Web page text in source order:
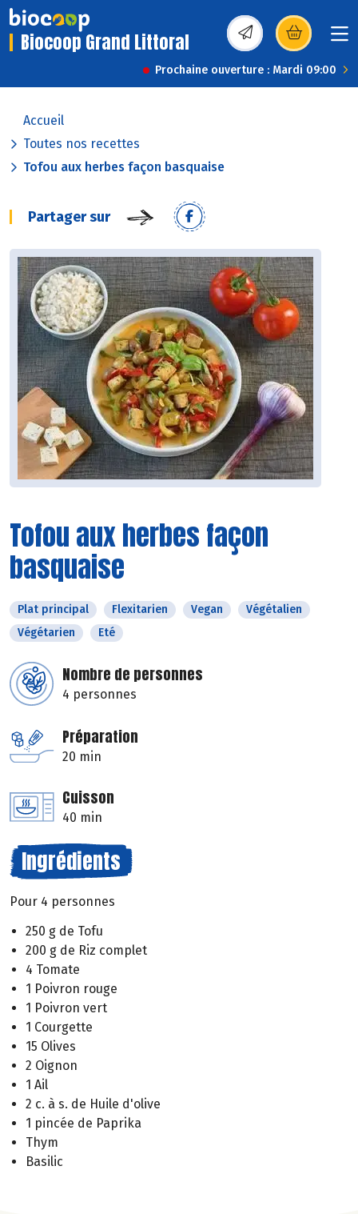
Biocoop Grand Littoral (s’ouvre dans une
Prochaine ouverture : Mardi 09:00
Accueil
Toutes nos recettes
Tofou aux herbes façon basquaise
Partager sur
Tofou aux herbes façon
basquaise
Plat principal Flexitarien Vegan
Végétalien
Végétarien
Eté
Nombre de personnes
4 personnes
Préparation
20 min
Cuisson
40 min
Ingrédients
Pour 4 personnes
250 g de Tofu
200 g de Riz complet
4 Tomate
1 Poivron rouge
1 Poivron vert
1 Courgette
15 Olives
2 Oignon
1 Ail
2 c. à s. de Huile d'olive
1 pincée de Paprika
Thym
Basilic